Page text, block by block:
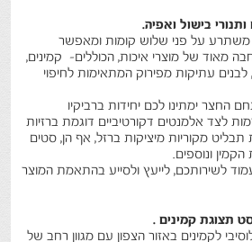
בישול ואפיה.
משתרע על פני שלוש קומות ומאפשר
מאוד של מוצרי איכות, הכוללים- קמינים,
לבנים עתיקות מפירוק המתאימות לחיפוי
החצר ימתינו לכם יחידות ברביקיו
לצד אלמנטים דקורטיביים דוגמת ברזיות
תבליט מקוריות מיציקות ברזל, אף הן, סטים
ונוספים.
לשירותכם, לייעץ ולסייע בהתאמת המוצר
תצוגת קמינים .
לקמינים באזור הצפון עם מגוון רחב של